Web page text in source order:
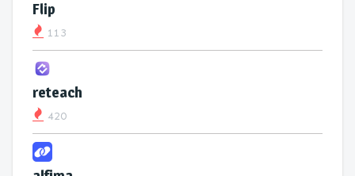
Flip
113
reteach
420